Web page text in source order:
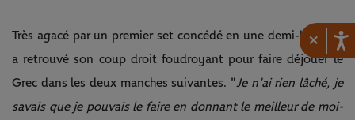
×
Très agacé par un premier set concédé en une demi-heure, il
a retrouvé son coup droit foudroyant pour faire déjouer le
Grec dans les deux manches suivantes. "Je n’ai rien lâché, je
savais que je pouvais le faire en donnant le meilleur de moi-